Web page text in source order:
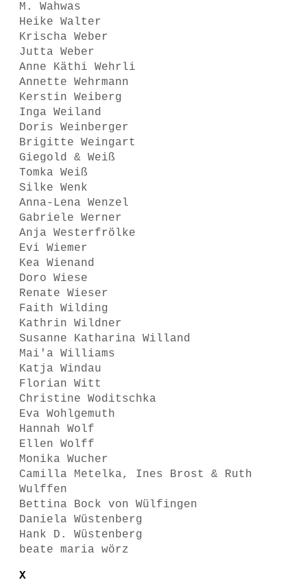
M. Wahwas
Heike Walter
Krischa Weber
Jutta Weber
Anne Käthi Wehrli
Annette Wehrmann
Kerstin Weiberg
Inga Weiland
Doris Weinberger
Brigitte Weingart
Giegold & Weiß
Tomka Weiß
Silke Wenk
Anna-Lena Wenzel
Gabriele Werner
Anja Westerfrölke
Evi Wiemer
Kea Wienand
Doro Wiese
Renate Wieser
Faith Wilding
Kathrin Wildner
Susanne Katharina Willand
Mai'a Williams
Katja Windau
Florian Witt
Christine Woditschka
Eva Wohlgemuth
Hannah Wolf
Ellen Wolff
Monika Wucher
Camilla Metelka, Ines Brost & Ruth
Wulffen
Bettina Bock von Wülfingen
Daniela Wüstenberg
Hank D. Wüstenberg
beate maria wörz
X